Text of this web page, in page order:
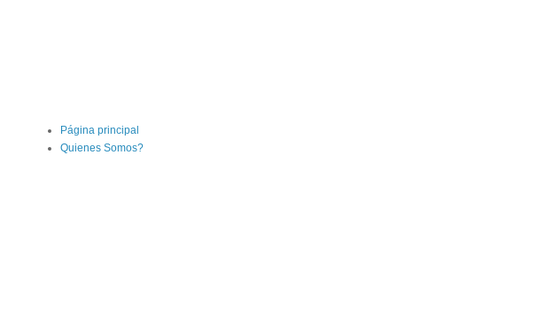
Página principal
Quienes Somos?